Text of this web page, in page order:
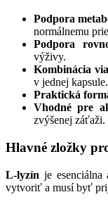
Podpora
normálnemu
Podpora
výživy.
Kombinácia
v jednej kapsule.
Praktická
Vhodné pre
zvýšenej záťaži.
Hlavné zložky
L-lyzín je esenciálna
vytvoriť a musí byť